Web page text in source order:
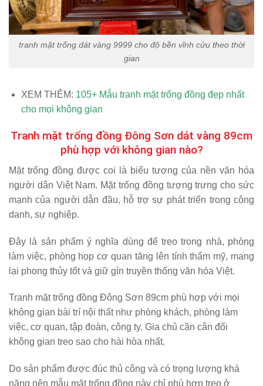
tranh mặt trống dát vàng 9999 cho độ bền vĩnh cửu theo thời
gian
XEM THÊM: 105+ Mẫu tranh mặt trống đồng đẹp nhất
cho mọi không gian
Tranh mặt trống đồng Đông Sơn dát vàng 89cm
phù hợp với không gian nào?
Mặt trống đồng được coi là biểu tượng của nền văn hóa
người dân Việt Nam. Mặt trống đồng tượng trưng cho sức
mạnh của người dẫn đầu, hỗ trợ sự phát triển trong công
danh, sự nghiệp.
Đây là sản phẩm ý nghĩa dùng để treo trong nhà, phòng
làm việc, phòng họp cơ quan tăng lên tính thẩm mỹ, mang
lại phong thủy tốt và giữ gìn truyền thống văn hóa Việt.
Tranh mặt trống đồng Đông Sơn 89cm phù hợp với mọi
không gian bài trí nội thất như phòng khách, phòng làm
việc, cơ quan, tập đoàn, công ty. Gia chủ cần cân đối
không gian treo sao cho hài hòa nhất.
Do sản phẩm được đúc thủ công và có trọng lượng khá
nặng nên mẫu mặt trống đồng này chỉ phù hợp treo ở